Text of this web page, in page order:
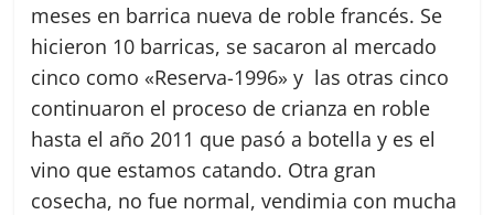
meses en barrica nueva de roble francés. Se
hicieron 10 barricas, se sacaron al mercado
cinco como «Reserva-1996» y las otras cinco
continuaron el proceso de crianza en roble
hasta el año 2011 que pasó a botella y es el
vino que estamos catando. Otra gran
cosecha, no fue normal, vendimia con mucha